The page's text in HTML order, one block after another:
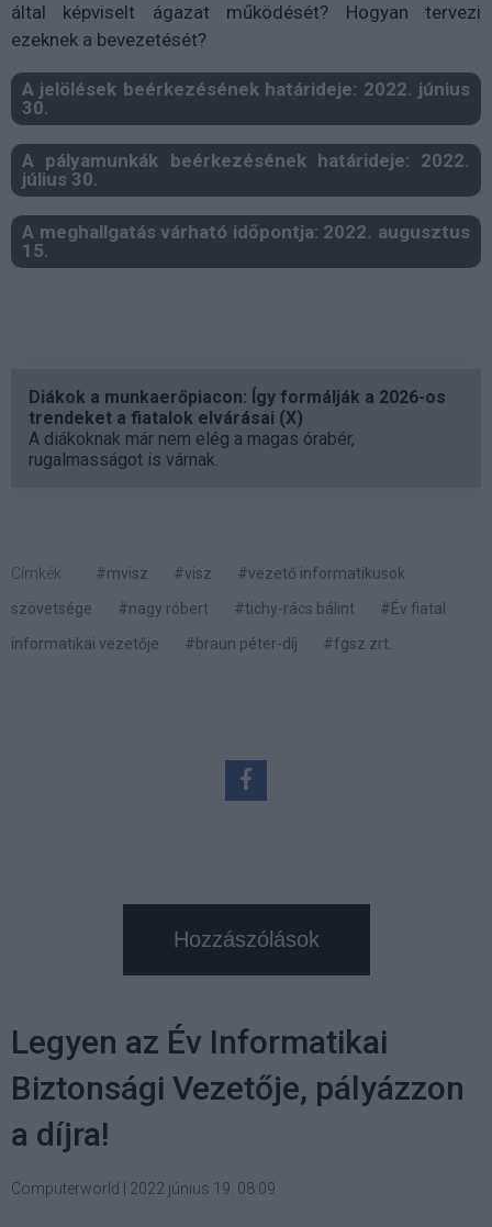
által képviselt ágazat működését? Hogyan tervezi
ezeknek a bevezetését?
A jelölések beérkezésének határideje: 2022. június
30.
A pályamunkák beérkezésének határideje: 2022.
július 30.
A meghallgatás várható időpontja: 2022. augusztus
15.
Diákok a munkaerőpiacon: Így formálják a 2026-os
trendeket a fiatalok elvárásai (X)
A diákoknak már nem elég a magas órabér,
rugalmasságot is várnak.
Címkék: #mvisz #visz
#vezető informatikusok
szövetsége
#nagy róbert #tichy-rács bálint
#Év fiatal
informatikai vezetője
#braun péter-díj #fgsz zrt.
Hozzászólások
Legyen az Év Informatikai
Biztonsági Vezetője, pályázzon
a díjra!
Computerworld 2022 június 19. 08:09